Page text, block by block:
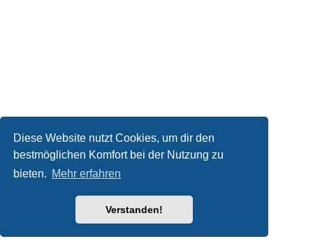
Diese Website nutzt Cookies, um dir den
bestmöglichen Komfort bei der Nutzung zu
bieten. Mehr erfahren
Verstanden!